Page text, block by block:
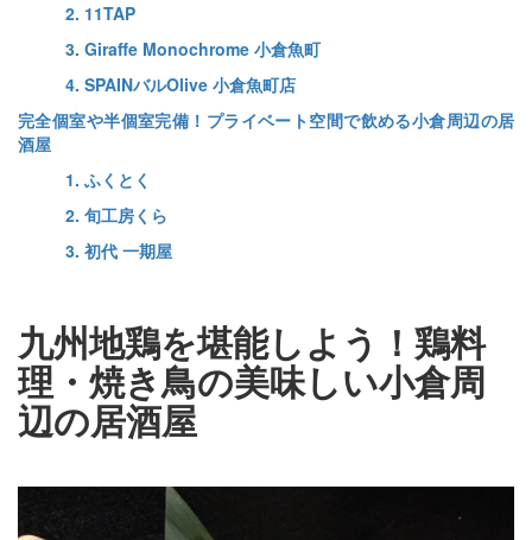
2. 11TAP
3. Giraffe Monochrome 小倉魚町
4. SPAINバルOlive 小倉魚町店
完全個室や半個室完備！プライベート空間で飲める小倉周辺の居
酒屋
1. ふくとく
2. 旬工房くら
3. 初代 一期屋
九州地鶏を堪能しよう！鶏料
理・焼き鳥の美味しい小倉周
辺の居酒屋